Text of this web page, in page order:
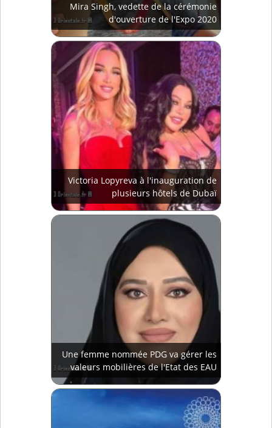
Mira Singh, vedette de la cérémonie
d'ouverture de l'Expo 2020
Victoria Lopyreva à l'inauguration de
plusieurs hôtels de Dubaï
Une femme nommée PDG va gérer les
valeurs mobilières de l'Etat des EAU